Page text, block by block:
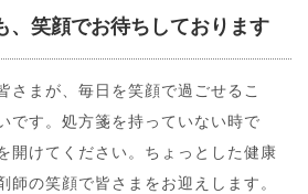
、笑顔でお待ちしております
さまが、毎日を笑顔で過ごせるこ
です。処方箋を持っていない時で
開けてください。ちょっとした健康
師の笑顔で皆さまをお迎えします。